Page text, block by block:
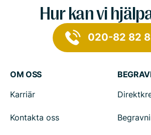
Hur kan vi
020-82 82
OM OSS
Karriär
Kontakta oss